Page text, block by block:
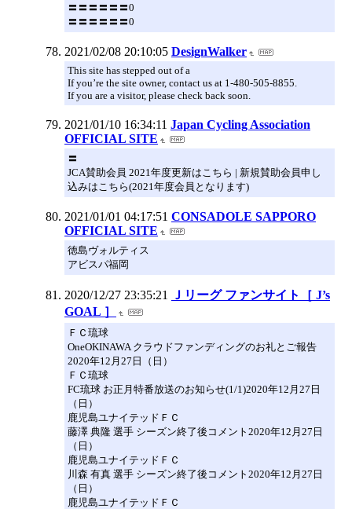
〓〓〓〓〓〓0
〓〓〓〓〓〓0
2021/02/08 20:10:05 DesignWalker
This site has stepped out of a
If you’re the site owner, contact us at 1-480-505-8855.
If you are a visitor, please check back soon.
2021/01/10 16:34:11 Japan Cycling Association
OFFICIAL SITE
〓
JCA賛助会員 2021年度更新はこちら | 新規賛助会員申し
込みはこちら(2021年度会員となります)
2021/01/01 04:17:51 CONSADOLE SAPPORO
OFFICIAL SITE
徳島ヴォルティス
アビスパ福岡
2020/12/27 23:35:21
Ｊリーグ ファンサイト［ J’s
GOAL ］
ＦＣ琉球
OneOKINAWA クラウドファンディングのお礼とご報告
2020年12月27日（日）
ＦＣ琉球
FC琉球 お正月特番放送のお知らせ(1/1)2020年12月27日
（日）
鹿児島ユナイテッドＦＣ
藤澤 典隆 選手 シーズン終了後コメント2020年12月27日
（日）
鹿児島ユナイテッドＦＣ
川森 有真 選手 シーズン終了後コメント2020年12月27日
（日）
鹿児島ユナイテッドＦＣ